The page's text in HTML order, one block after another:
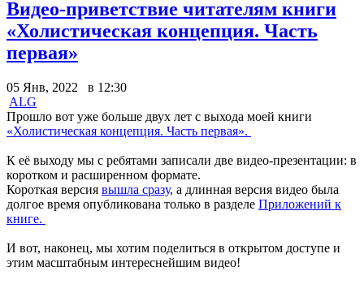
Видео-приветствие читателям книги
«Холистическая концепция. Часть
первая»
05 Янв, 2022 в 12:30
ALG
Прошло вот уже больше двух лет с выхода моей книги
«Холистическая концепция. Часть первая».
К её выходу мы с ребятами записали две видео-презентации: в
коротком и расширенном формате.
Короткая версия вышла сразу, а длинная версия видео была
долгое время опубликована только в разделе Приложений к
книге.
И вот, наконец, мы хотим поделиться в открытом доступе и
этим масштабным интереснейшим видео!